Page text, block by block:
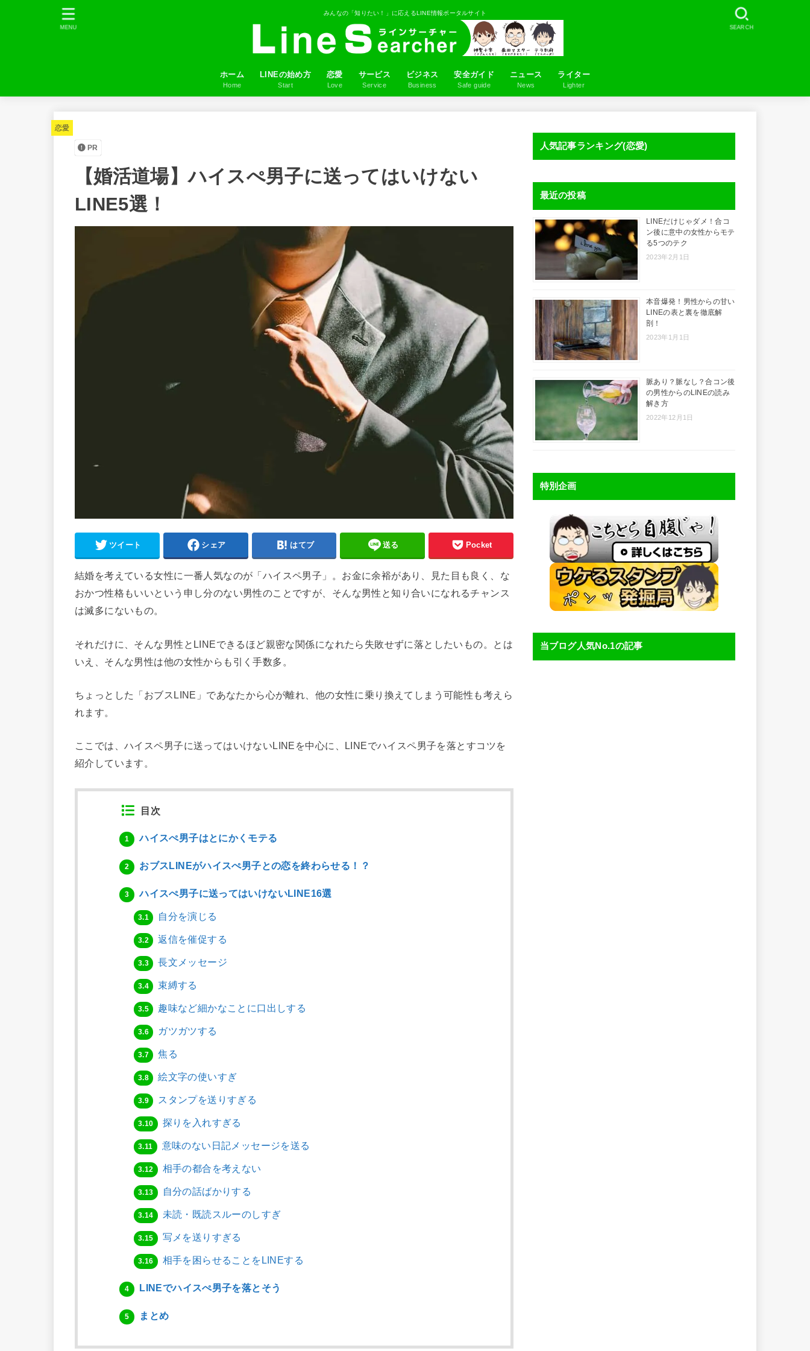
みんなの「知りたい！」に応えるLINE情報ポータルサイト
ホーム
Home
LINEの始め方
Start
恋愛
Love
サービス
Service
ビジネス
Business
安全ガイド
Safe guide
ニュース
News
ライター
Lighter
SEARCH
MENU
恋愛
PR
【婚活道場】ハイスぺ男子に送ってはいけない
LINE5選！
ツイート シェア はてブ 送る Pocket
結婚を考えている女性に一番人気なのが「ハイスペ男子」。お金に余裕があり、見た目も良く、な
おかつ性格もいいという申し分のない男性のことですが、そんな男性と知り合いになれるチャンス
は滅多にないもの。
それだけに、そんな男性とLINEできるほど親密な関係になれたら失敗せずに落としたいもの。とは
いえ、そんな男性は他の女性からも引く手数多。
ちょっとした「おブスLINE」であなたから心が離れ、他の女性に乗り換えてしまう可能性も考えら
れます。
ここでは、ハイスペ男子に送ってはいけないLINEを中心に、LINEでハイスペ男子を落とすコツを
紹介しています。
目次
1 ハイスぺ男子はとにかくモテる
2 おブスLINEがハイスぺ男子との恋を終わらせる！？
3 ハイスぺ男子に送ってはいけないLINE16選
3.1 自分を演じる
3.2 返信を催促する
3.3 長文メッセージ
3.4 束縛する
3.5 趣味など細かなことに口出しする
3.6 ガツガツする
3.7 焦る
3.8 絵文字の使いすぎ
3.9 スタンプを送りすぎる
3.10 探りを入れすぎる
3.11 意味のない日記メッセージを送る
3.12 相手の都合を考えない
3.13 自分の話ばかりする
3.14 未読・既読スルーのしすぎ
3.15 写メを送りすぎる
3.16 相手を困らせることをLINEする
4 LINEでハイスぺ男子を落とそう
5 まとめ
人気記事ランキング(恋愛)
最近の投稿
LINEだけじゃダメ！合コ
ン後に意中の女性からモテ
る5つのテク
2023年2月1日
本音爆発！男性からの甘い
LINEの表と裏を徹底解
剖！
2023年1月1日
脈あり？脈なし？合コン後
の男性からのLINEの読み
解き方
2022年12月1日
特別企画
当ブログ人気No.1の記事